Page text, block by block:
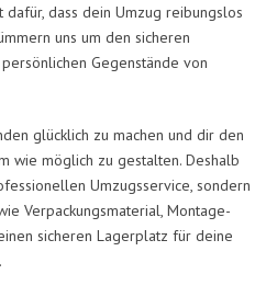
dass dein Umzug reibungslos
uns um den sicheren
Gegenstände von
glücklich zu machen und dir den
wie möglich zu gestalten. Deshalb
Umzugsservice, sondern
Verpackungsmaterial, Montage-
sicheren Lagerplatz für deine